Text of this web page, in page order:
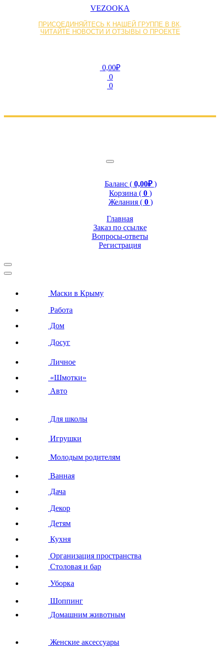
VEZOOKA
ПРИСОЕДИНЯЙТЕСЬ К НАШЕЙ ГРУППЕ В ВК,
ЧИТАЙТЕ НОВОСТИ И ОТЗЫВЫ О ПРОЕКТЕ
0,00₽
0
0
Баланс ( 0,00₽)
Корзина ( 0 )
Желания ( 0 )
Главная
Заказ по ссылке
Вопросы-ответы
Регистрация
Маски в Крыму
Работа
Дом
Досуг
Личное
«Шмотки»
Авто
Для школы
Игрушки
Молодым родителям
Ванная
Дача
Декор
Детям
Кухня
Организация пространства
Столовая и бар
Уборка
Шоппинг
Домашним животным
Женские аксессуары